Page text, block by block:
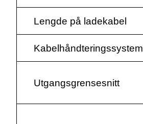
Lengde på ladekabel
Kabelhåndteringssystem
Utgangsgrensesnitt